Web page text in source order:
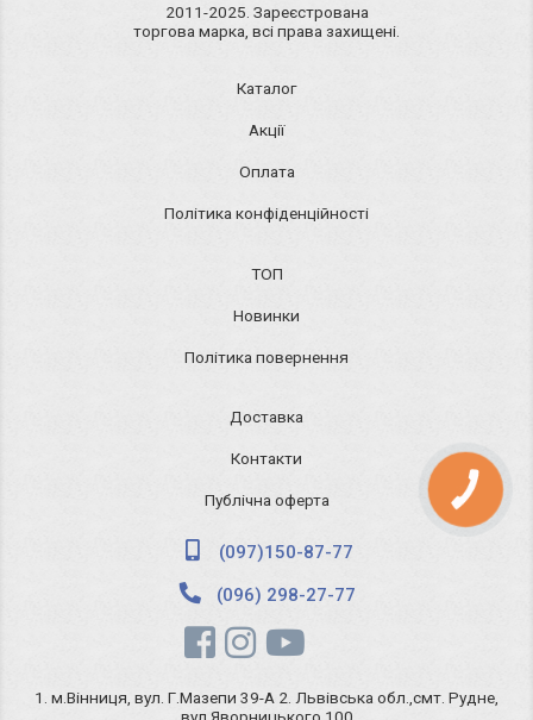
2011-2025. Зареєстрована
торгова марка, всі права захищені.
Каталог
Акції
Оплата
Політика конфіденційності
ТОП
Новинки
Політика повернення
Доставка
Контакти
Публічна оферта
(097)150-87-77
(096) 298-27-77
1. м.Вінниця, вул. Г.Мазепи 39-А 2. Львівська обл.,смт. Рудне,
КНОПКА
ЗВ'ЯЗКУ